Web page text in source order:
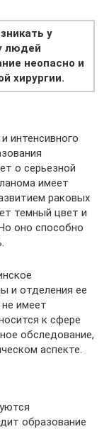
у
людей
неопасно и
хирургии.
интенсивного
о серьезной
имеет
раковых
темный цвет и
оно способно
и отделения ее
имеет
к сфере
обследование,
аспекте.
образование